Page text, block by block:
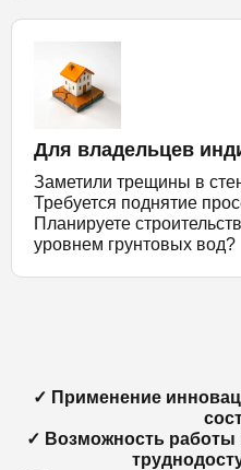
Для владельцев
Заметили трещины в
Требуется поднятие
Планируете
уровнем грунтовых вод?
✓ Применение
✓ Возможность работы